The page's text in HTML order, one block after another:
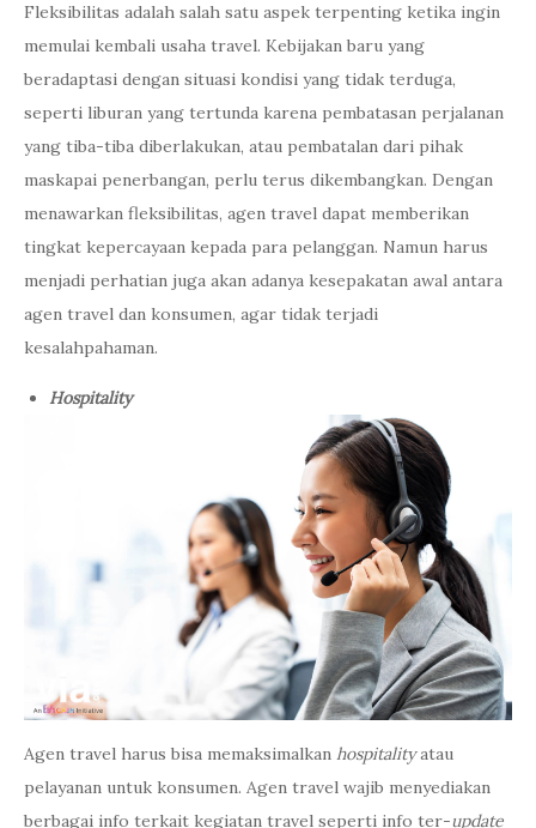
Fleksibilitas adalah salah satu aspek terpenting ketika ingin
memulai kembali usaha travel. Kebijakan baru yang
beradaptasi dengan situasi kondisi yang tidak terduga,
seperti liburan yang tertunda karena pembatasan perjalanan
yang tiba-tiba diberlakukan, atau pembatalan dari pihak
maskapai penerbangan, perlu terus dikembangkan. Dengan
menawarkan fleksibilitas, agen travel dapat memberikan
tingkat kepercayaan kepada para pelanggan. Namun harus
menjadi perhatian juga akan adanya kesepakatan awal antara
agen travel dan konsumen, agar tidak terjadi
kesalahpahaman.
Hospitality
Agen travel harus bisa memaksimalkan hospitalityatau
pelayanan untuk konsumen. Agen travel wajib menyediakan
berbagai info terkait kegiatan travel seperti info ter-update